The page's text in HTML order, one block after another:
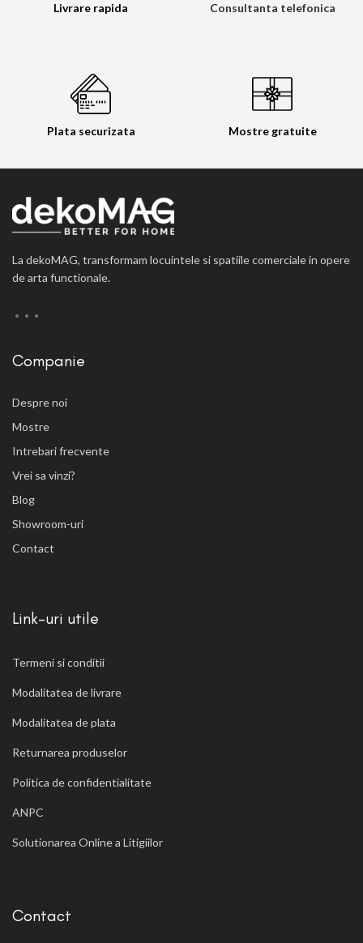
Livrare rapida Consultanta telefonica
Plata securizata Mostre gratuite
La dekoMAG, transformam locuintele si spatiile comerciale in opere
de arta functionale.
Companie
Despre noi
Mostre
Intrebari frecvente
Vrei sa vinzi?
Blog
Showroom-uri
Contact
Link-uri utile
Termeni si conditii
Modalitatea de livrare
Modalitatea de plata
Returnarea produselor
Politica de confidentialitate
ANPC
Solutionarea Online a Litigiilor
Contact